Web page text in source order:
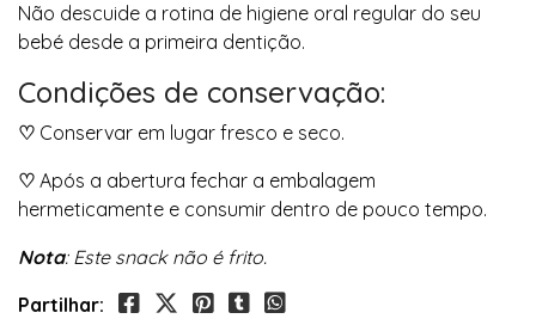
Não descuide a rotina de higiene oral regular do seu
bebé desde a primeira dentição.
Condições de conservação:
♡ Conservar em lugar fresco e seco.
♡ Após a abertura fechar a embalagem
hermeticamente e consumir dentro de pouco tempo.
Nota: Este snack não é frito.
Partilhar: